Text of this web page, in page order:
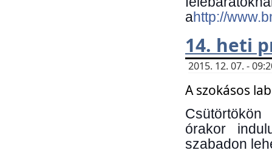
ahttp://
14. heti
2015. 12. 07. -
A szokásos
órakor
szabadon